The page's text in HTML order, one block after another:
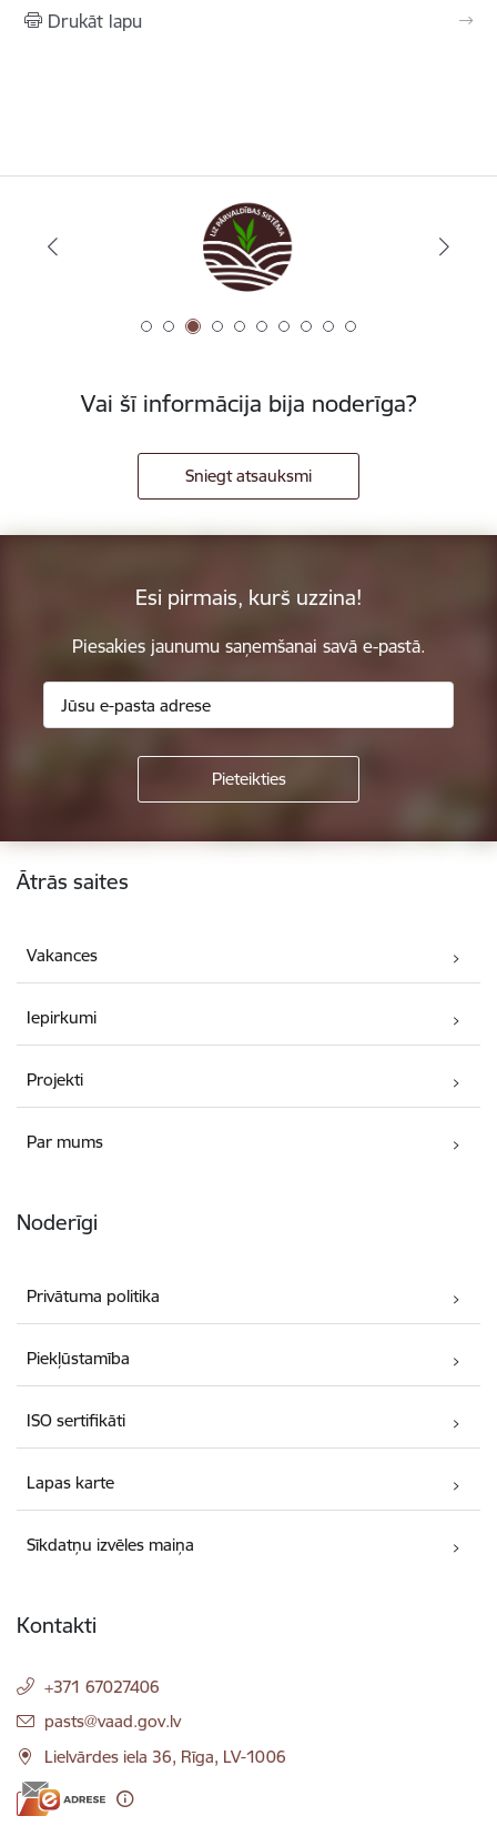
Drukāt lapu
Vai šī informācija bija noderīga?
Sniegt atsauksmi
Esi pirmais, kurš uzzina!
Piesakies jaunumu saņemšanai savā e-pastā.
Kājene
Ātrās saites
Vakances
Iepirkumi
Projekti
Par mums
Noderīgi
Privātuma politika
Piekļūstamība
ISO sertifikāti
Lapas karte
Sīkdatņu izvēles maiņa
Kontakti
+371 67027406
E-pasts:
pasts@vaad.gov.lv
Lielvārdes iela 36, Rīga, LV-1006